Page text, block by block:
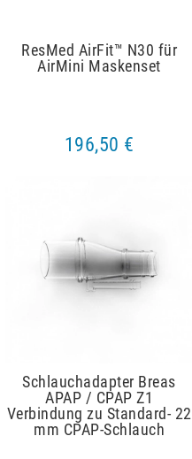
ResMed AirFit™ N30 für
AirMini Maskenset
196,50 €
Schlauchadapter Breas
APAP / CPAP Z1
Verbindung zu Standard- 22
mm CPAP-Schlauch